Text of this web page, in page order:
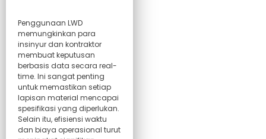
Penggunaan LWD
memungkinkan para
insinyur dan kontraktor
membuat keputusan
berbasis data secara real-
time. Ini sangat penting
untuk memastikan setiap
lapisan material mencapai
spesifikasi yang diperlukan.
Selain itu, efisiensi waktu
dan biaya operasional turut